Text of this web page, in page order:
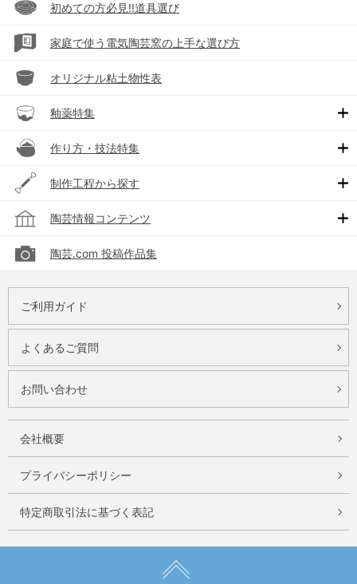
初めての方必見!!道具選び
家庭で使う電気陶芸窯の上手な選び方
オリジナル粘土物性表
釉薬特集
作り方・技法特集
制作工程から探す
陶芸情報コンテンツ
陶芸.com 投稿作品集
ご利用ガイド
よくあるご質問
お問い合わせ
会社概要
プライバシーポリシー
特定商取引法に基づく表記